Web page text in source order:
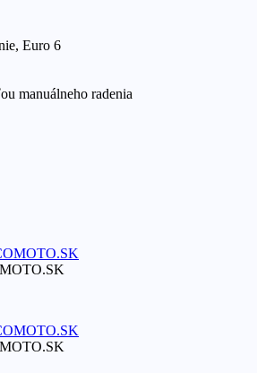
Euro 6
manuálneho radenia